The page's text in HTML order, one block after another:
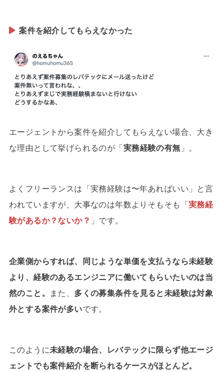
案件を紹介してもらえなかった
エージェントから案件を紹介してもらえない場合、大き
な理由として挙げられるのが「実務経験の有無 」。
よくフリーランスは「実務経験は〜年あればいい」と言
われていますが、大事なのは年数よりそもそも「実務経
験があるか？ないか？ 」です。
企業側からすれば、同じような単価を支払うなら未経験
より、経験のあるエンジニアに働いてもらいたいのは当
然のこと。
また、 多くの募集条件を見ると未経験は対象
外とする案件が多いです。
このように未経験の場合、レバテックに限らず他エージ
ェントでも案件紹介を断られるケースがほとんど。